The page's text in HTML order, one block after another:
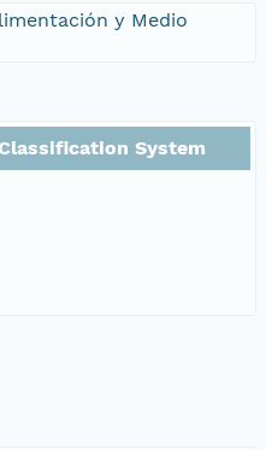
y Medio
System